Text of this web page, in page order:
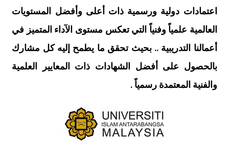
اعتمادات دولية ورسمية ذات أعلى وأفضل المستويات
العالمية علمياً وفنياً التي تعكس مستوى الآداء المتميز في
أعمالنا التدريبية .. بحيث تحقق ما يطمح إليه كل مشارك
بالحصول على أفضل الشهادات ذات المعايير العلمية
والفنية المعتمدة رسمياً .